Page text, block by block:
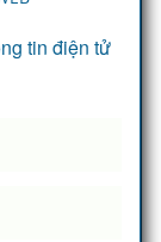
tin điện tử